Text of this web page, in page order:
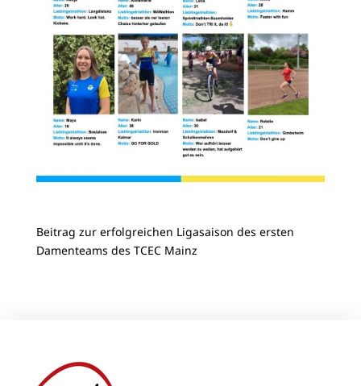
Beitrag zur erfolgreichen Ligasaison des ersten
Damenteams des TCEC Mainz